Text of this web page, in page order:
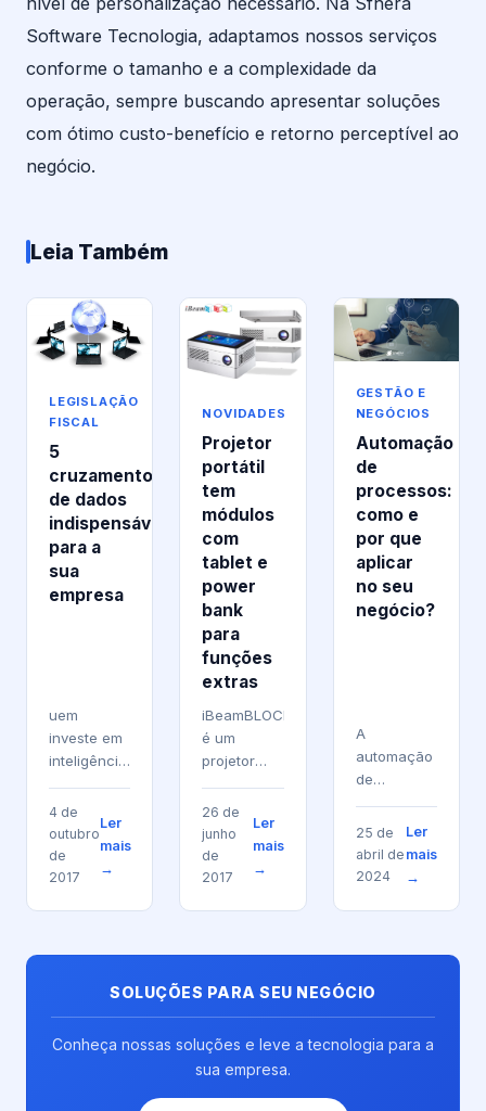
Software Tecnologia, adaptamos nossos serviços
conforme o tamanho e a complexidade da
operação, sempre buscando apresentar soluções
com ótimo custo-benefício e retorno perceptível ao
negócio.
Leia Também
LEGISLAÇÃO
FISCAL
5
cruzamentos
de dados
indispensáveis
para a
sua
empresa
uem
investe em
inteligência
acompanha
as
atualizações
das
cansado de
cruzamentos...
4 de
outubro
de
2017
Ler
mais
→
NOVIDADES
Projetor
portátil
tem
módulos
com
tablet e
power
bank
para
funções
extras
iBeamBLOCK
é um
projetor
funcionar
como PC e
bateria
externa O
proposta
26 de
junho
de
2017
Ler
mais
→
GESTÃO E
NEGÓCIOS
Automação
de
processos:
como e
por que
aplicar
no seu
negócio?
A
automação
de
tem se
tornado
cada vez
prevalente
negócios.
empresas
25 de
abril de
2024
Ler
mais
→
SOLUÇÕES PARA SEU NEGÓCIO
Conheça nossas soluções e leve a tecnologia para a
sua empresa.